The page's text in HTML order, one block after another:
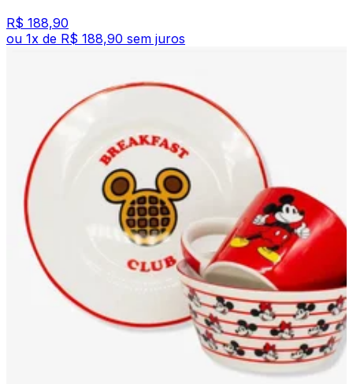
R$ 188,90
ou 1x de R$ 188,90 sem juros